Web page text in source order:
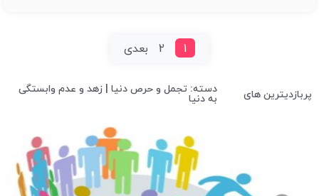
بعدی
پربازدیترین های دسته: تجمل و حرص دنیا | زهد و عدم وابستگی
به دنیا